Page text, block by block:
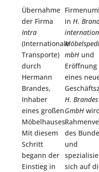
Übernahme
der Firma
Intra
(Internationale
Transporte)
durch
Hermann
Brandes,
Inhaber
eines großen
Möbelhauses.
Mit diesem
Schritt
begann der
Einstieg in
inH.
mbH und
Eröffnung
eines
H. Brandes
GmbH
des
und
sich auf